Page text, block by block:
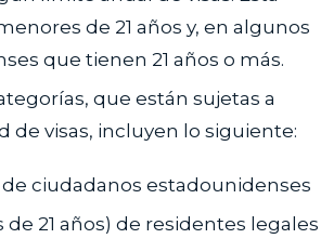
de 21 años y, en algunos
que tienen 21 años o más.
que están sujetas a
de visas, incluyen lo siguiente:
de ciudadanos estadounidenses
21 años) de residentes legales